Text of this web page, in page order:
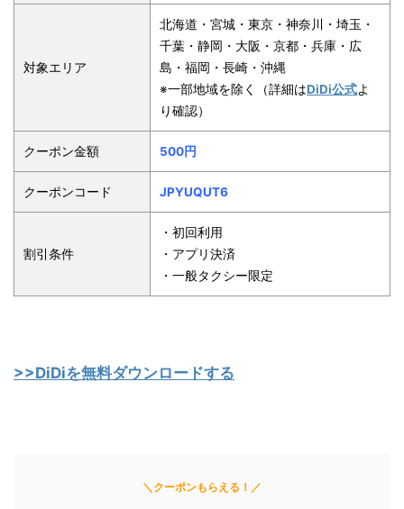
対象エリア
北海道・宮城・東京・神奈川・埼玉・
千葉・静岡・大阪・京都・兵庫・広
島・福岡・長崎・沖縄
※一部地域を除く（詳細はDiDi公式よ
り確認）
クーポン金額 500円
クーポンコード JPYUQUT6
割引条件
・初回利用
・アプリ決済
・一般タクシー限定
>>DiDiを無料ダウンロードする
＼クーポンもらえる！／